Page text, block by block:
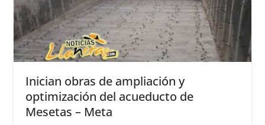
Inician obras de ampliación y
optimización del acueducto de
Mesetas – Meta